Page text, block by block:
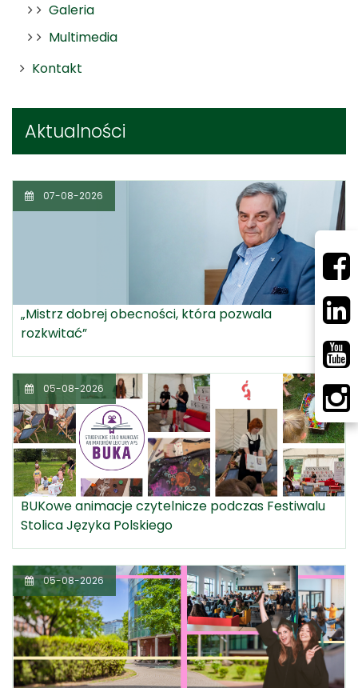
Galeria
Multimedia
Kontakt
Aktualności
07-08-2026
„Mistrz dobrej obecności, która pozwala
rozkwitać”
05-08-2026
BUKowe animacje czytelnicze podczas Festiwalu
Stolica Języka Polskiego
05-08-2026